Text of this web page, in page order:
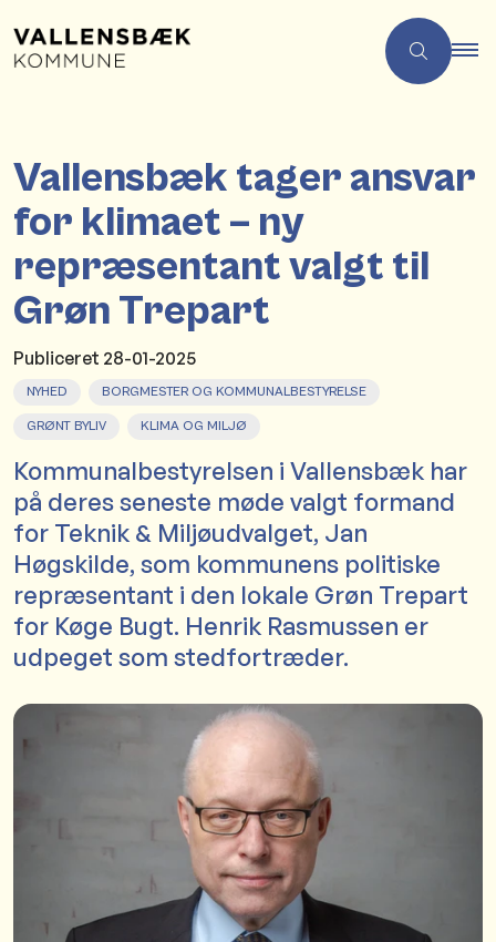
Vallensbæk tager ansvar
for klimaet – ny
repræsentant valgt til
Grøn Trepart
Publiceret 28-01-2025
NYHED BORGMESTER OG KOMMUNALBESTYRELSE
GRØNT BYLIV KLIMA OG MILJØ
Kommunalbestyrelsen i Vallensbæk har
på deres seneste møde valgt formand
for Teknik & Miljøudvalget, Jan
Høgskilde, som kommunens politiske
repræsentant i den lokale Grøn Trepart
for Køge Bugt. Henrik Rasmussen er
udpeget som stedfortræder.